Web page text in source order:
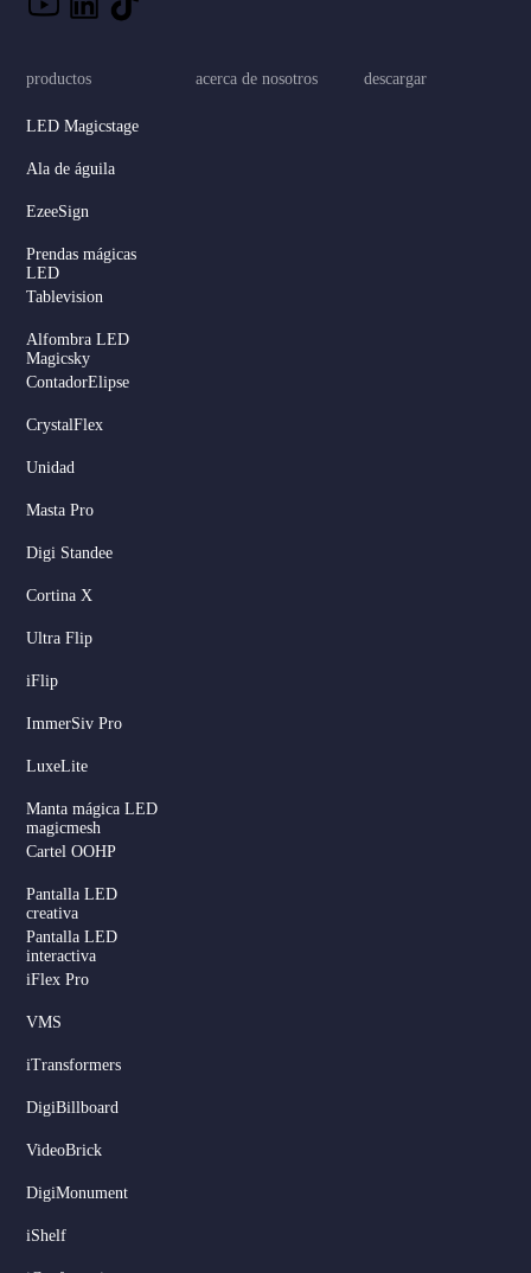
productos
LED Magicstage
Ala de águila
EzeeSign
Prendas mágicas
LED
Tablevision
Alfombra LED
Magicsky
ContadorElipse
CrystalFlex
Unidad
Masta Pro
Digi Standee
Cortina X
Ultra Flip
iFlip
ImmerSiv Pro
LuxeLite
Manta mágica LED
magicmesh
Cartel OOHP
Pantalla LED
creativa
Pantalla LED
interactiva
iFlex Pro
VMS
iTransformers
DigiBillboard
VideoBrick
DigiMonument
iShelf
acerca de nosotros descargar
Dutch
Serbian